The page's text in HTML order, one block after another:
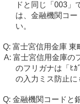
ドと同じ「003」
は、金融機関コ
い。
富士宮信用金庫 東
富士宮信用金庫の
のフリガナは「ﾋ
の入力ミス防止に
金融機関コードと